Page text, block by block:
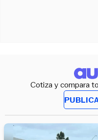
Cotiza y compara